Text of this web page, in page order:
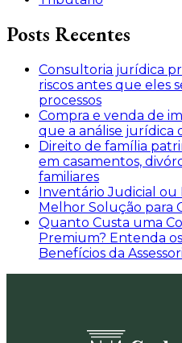
Posts Recentes
Consultoria jurídica
riscos antes que eles
processos
Compra e venda de
que a análise jurídica
Direito de família
em casamentos,
familiares
Inventário Judicial ou
Melhor Solução para
Quanto Custa uma
Premium? Entenda
Benefícios da